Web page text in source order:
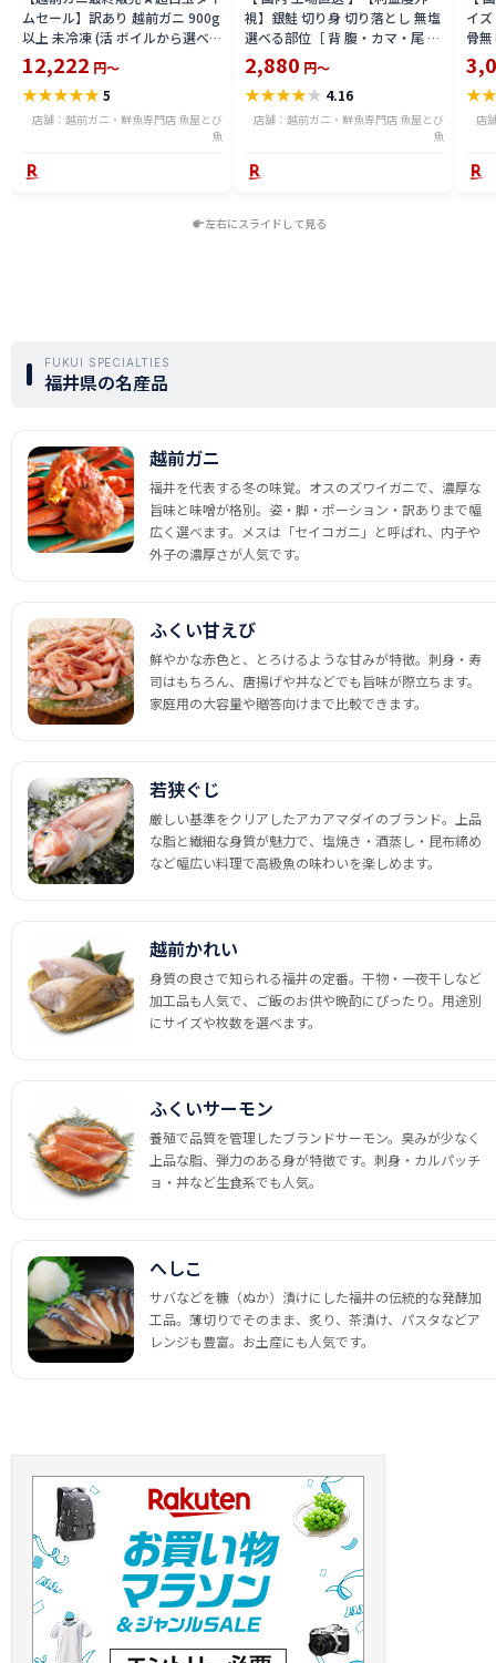
ムセール】訳あり 越前ガニ 900g
以上 未冷凍 (活 ボイルから選べ
る) 福井県産 国産 産地直送 脚折
れ 訳ありカニ 越前がに ズワイガ
ニ 越前 かに 送料無料 etz-900w
12,222 円～
★★★★★5
店舗：越前ガニ・鮮魚専門店 魚屋とび
魚
視】銀鮭 切り身 切り落とし 無塩
選べる部位［ 背 腹・カマ・尾 ］
600g〜2.4kg 骨取り・骨無し 骨
あり 切り落とし 骨取り・骨無し
切身 ses2301-12ka
2,880 円～
★★★★★ 4.16
店舗：越前ガニ・鮮魚専門店 魚屋とび
魚
イ
骨
(真
ライ
★
店
左右にスライドして見る
FUKUI SPECIALTIES
福井県の名産品
越前ガニ
福井を代表する冬の味覚。オスのズワイガニで、濃厚な
旨味と味噌が格別。姿・脚・ポーション・訳ありまで幅
広く選べます。メスは「セイコガニ」と呼ばれ、内子や
外子の濃厚さが人気です。
ふくい甘えび
鮮やかな赤色と、とろけるような甘みが特徴。刺身・寿
司はもちろん、唐揚げや丼などでも旨味が際立ちます。
家庭用の大容量や贈答向けまで比較できます。
若狭ぐじ
厳しい基準をクリアしたアカアマダイのブランド。上品
な脂と繊細な身質が魅力で、塩焼き・酒蒸し・昆布締め
など幅広い料理で高級魚の味わいを楽しめます。
越前かれい
身質の良さで知られる福井の定番。干物・一夜干しなど
加工品も人気で、ご飯のお供や晩酌にぴったり。用途別
にサイズや枚数を選べます。
ふくいサーモン
養殖で品質を管理したブランドサーモン。臭みが少なく
上品な脂、弾力のある身が特徴です。刺身・カルパッチ
ョ・丼など生食系でも人気。
へしこ
サバなどを糠（ぬか）漬けにした福井の伝統的な発酵加
工品。薄切りでそのまま、炙り、茶漬け、パスタなどア
レンジも豊富。お土産にも人気です。